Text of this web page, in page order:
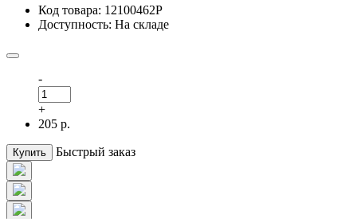
Код товара: 12100462Р
Доступность: На складе
-
+
205 р.
Купить Быстрый заказ